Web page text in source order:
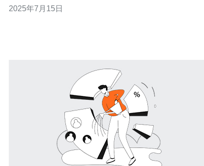
动电商业务的腾飞。 VPS（Virtual Private Server），即
2025年7月15日